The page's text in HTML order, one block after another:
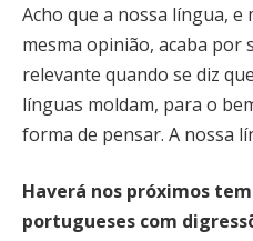
Acho que a nossa língua,
mesma opinião, acaba
relevante quando se diz
línguas moldam, para o
forma de pensar. A nossa
Haverá nos próximos
portugueses com